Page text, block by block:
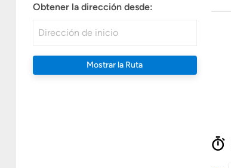
Obtener la dirección desde:
Mostrar la Ruta